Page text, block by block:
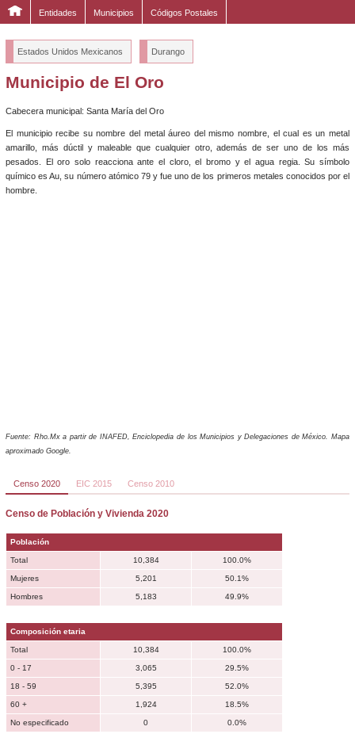
Entidades Municipios Códigos Postales
Estados Unidos Mexicanos Durango
Municipio de El Oro
Cabecera municipal: Santa María del Oro
El municipio recibe su nombre del metal áureo del mismo nombre, el cual es un metal
amarillo, más dúctil y maleable que cualquier otro, además de ser uno de los más
pesados. El oro solo reacciona ante el cloro, el bromo y el agua regia. Su símbolo
químico es Au, su número atómico 79 y fue uno de los primeros metales conocidos por el
hombre.
Fuente: Rho.Mx a partir de INAFED, Enciclopedia de los Municipios y Delegaciones de México. Mapa
aproximado Google.
Censo 2020 EIC 2015 Censo 2010
Censo de Población y Vivienda 2020
Población
Total 10,384 100.0%
Mujeres 5,201 50.1%
Hombres 5,183 49.9%
Composición etaria
Total 10,384 100.0%
0 - 17 3,065 29.5%
18 - 59 5,395 52.0%
60 + 1,924 18.5%
No especificado 0 0.0%